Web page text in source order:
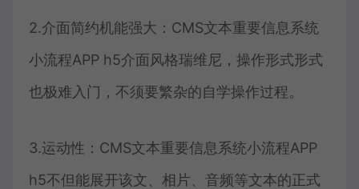
2.介面简约机能强大：CMS文本重要信息系统
小流程APP h5介面风格瑞维尼，操作形式形式
也极难入门，不须要繁杂的自学操作过程。
3.运动性：CMS文本重要信息系统小流程APP
h5不但能展开该文、相片、音频等文本的正式